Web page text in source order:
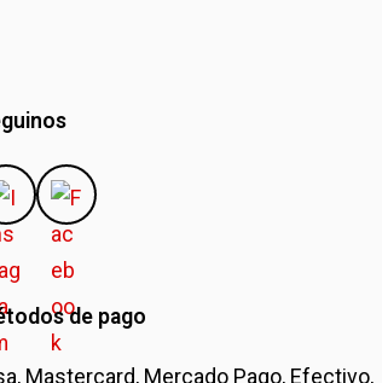
de pago
Mastercard, Mercado Pago, Efectivo,